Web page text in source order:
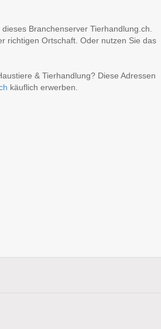
dieses Branchenserver Tierhandlung.ch.
richtigen Ortschaft. Oder nutzen Sie das
& Tierhandlung? Diese Adressen
käuflich erwerben.